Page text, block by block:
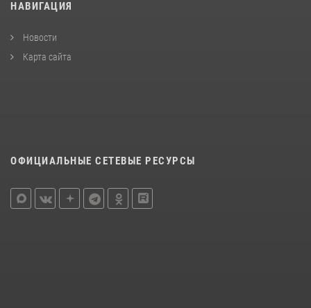
НАВИГАЦИЯ
Новости
Карта сайта
ОФИЦИАЛЬНЫЕ СЕТЕВЫЕ РЕСУРСЫ